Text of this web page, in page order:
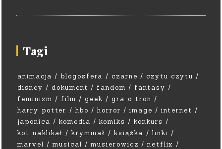
Tagi
animacja blogosfera czarne
czytu czytu
disney
dokument fandom
fantasy
feminizm
film geek
gra o tron
harry potter
hbo horror image
internet
japonica
komedia komiks
konkurs
kot naklikał
kryminał książka
linki
marvel
musical musierowicz
netflix